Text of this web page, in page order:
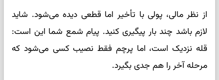
از نظر مالی، پولی با تأخیر اما قطعی دیده می‌شود. شاید
لازم باشد چند بار پیگیری کنید. پیام شمع شما این است:
قله نزدیک است، اما پرچم فقط نصیب کسی می‌شود که
مرحله آخر را هم جدی بگیرد.